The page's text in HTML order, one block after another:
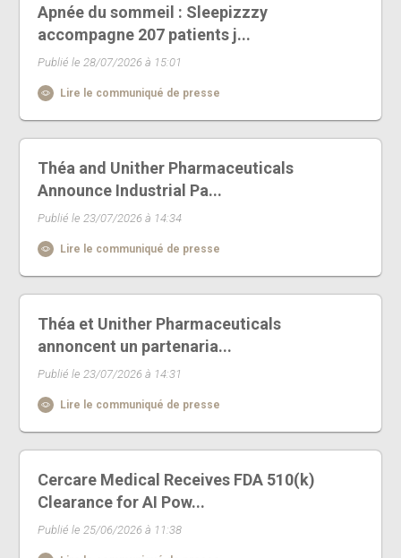
Apnée du sommeil : Sleepizzzy
accompagne 207 patients j...
Publié le 28/07/2026 à 15:01
Lire le communiqué de presse
Théa and Unither Pharmaceuticals
Announce Industrial Pa...
Publié le 23/07/2026 à 14:34
Lire le communiqué de presse
Théa et Unither Pharmaceuticals
annoncent un partenaria...
Publié le 23/07/2026 à 14:31
Lire le communiqué de presse
Cercare Medical Receives FDA 510(k)
Clearance for AI Pow...
Publié le 25/06/2026 à 11:38